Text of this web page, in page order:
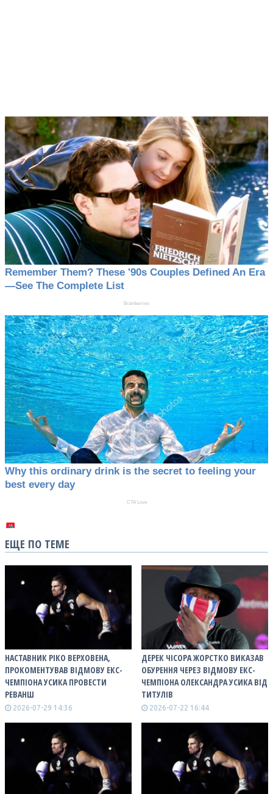
ЕЩЕ ПО ТЕМЕ
НАСТАВНИК РІКО ВЕРХОВЕНА,
ПРОКОМЕНТУВАВ ВІДМОВУ ЕКС-
ЧЕМПІОНА УСИКА ПРОВЕСТИ
РЕВАНШ
2026-07-29 14:36
ДЕРЕК ЧІСОРА ЖОРСТКО ВИКАЗАВ
ОБУРЕННЯ ЧЕРЕЗ ВІДМОВУ ЕКС-
ЧЕМПІОНА ОЛЕКСАНДРА УСИКА ВІД
ТИТУЛІВ
2026-07-22 16:44